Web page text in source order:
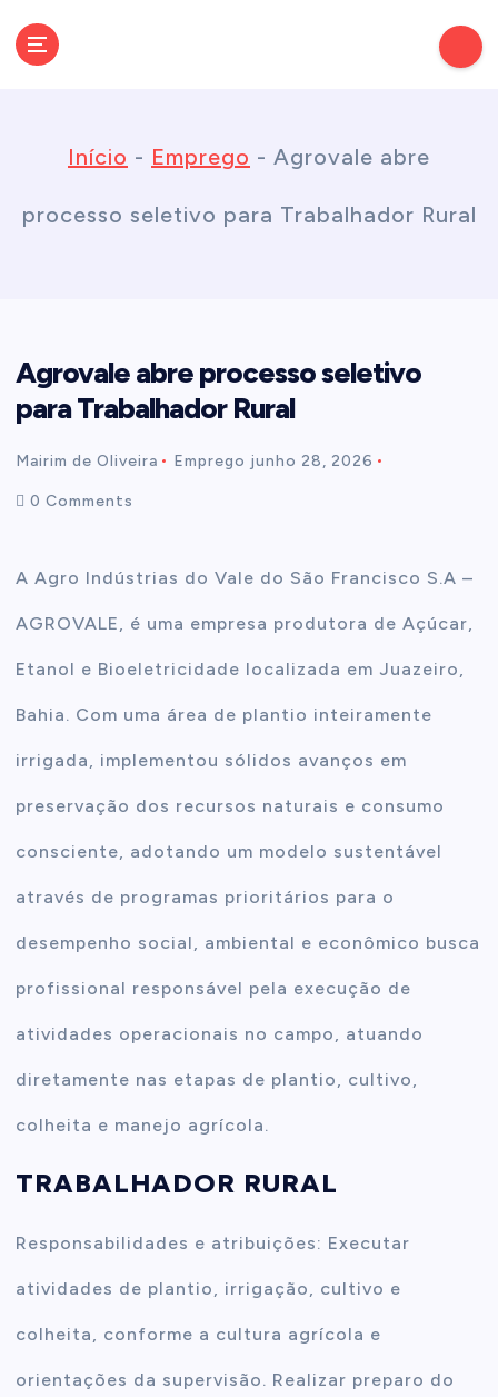
Início - Emprego - Agrovale abre
processo seletivo para Trabalhador Rural
Agrovale abre processo seletivo
para Trabalhador Rural
Mairim de Oliveira Emprego junho 28, 2026
0 Comments
A Agro Indústrias do Vale do São Francisco S.A –
AGROVALE, é uma empresa produtora de Açúcar,
Etanol e Bioeletricidade localizada em Juazeiro,
Bahia. Com uma área de plantio inteiramente
irrigada, implementou sólidos avanços em
preservação dos recursos naturais e consumo
consciente, adotando um modelo sustentável
através de programas prioritários para o
desempenho social, ambiental e econômico busca
profissional responsável pela execução de
atividades operacionais no campo, atuando
diretamente nas etapas de plantio, cultivo,
colheita e manejo agrícola.
TRABALHADOR RURAL
Responsabilidades e atribuições: Executar
atividades de plantio, irrigação, cultivo e
colheita, conforme a cultura agrícola e
orientações da supervisão. Realizar preparo do